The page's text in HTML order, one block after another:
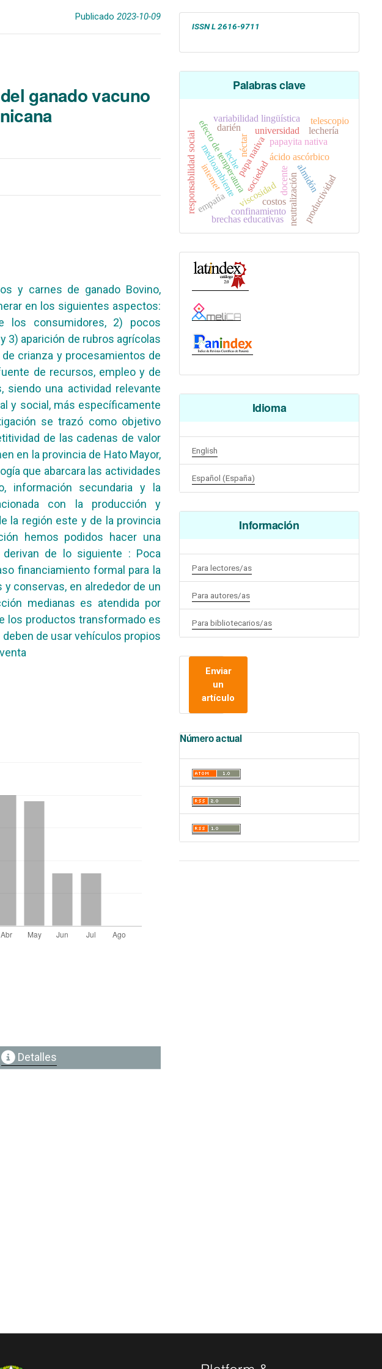
Publicado 2023-10-09
ganado vacuno
y carnes de ganado Bovino,
en los siguientes aspectos:
los consumidores, 2) pocos
3) aparición de rubros agrícolas
crianza y procesamientos de
de recursos, empleo y de
siendo una actividad relevante
y social, más específicamente
se trazó como objetivo
de las cadenas de valor
en la provincia de Hato Mayor,
que abarcara las actividades
información secundaria y la
con la producción y
la región este y de la provincia
hemos podidos hacer una
de lo siguiente : Poca
financiamiento formal para la
conservas, en alrededor de un
medianas es atendida por
los productos transformado es
de usar vehículos propios
Detalles
ISSN L2616-9711
Palabras clave
neutralización
viscosidad
ácido ascórbico
almidón
efecto de temperaturapapa nativa papayita nativa
néctar
productividad
confinamiento
brechas educativas
responsabilidad social universidad
sociedad
leche
costos
medioambiente
empatía
variabilidad lingüística
darién
internet
lechería
docente
telescopio
Idioma
English
Español (España)
Información
Para lectores/as
Para autores/as
Para bibliotecarios/as
Enviar
un
artículo
Número actual